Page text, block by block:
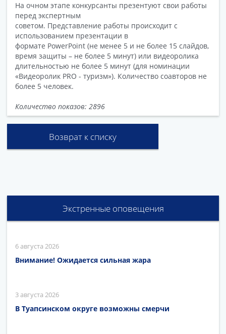
На очном этапе конкурсанты презентуют свои работы
перед экспертным
советом. Представление работы происходит с
использованием презентации в
формате PowerPoint (не менее 5 и не более 15 слайдов,
время защиты – не более 5 минут) или видеоролика
длительностью не более 5 минут (для номинации
«Видеоролик PRO - туризм»). Количество соавторов не
более 5 человек.
Количество показов: 2896
Возврат к списку
Экстренные оповещения
6 августа 2026
Внимание! Ожидается сильная жара
3 августа 2026
В Туапсинском округе возможны смерчи